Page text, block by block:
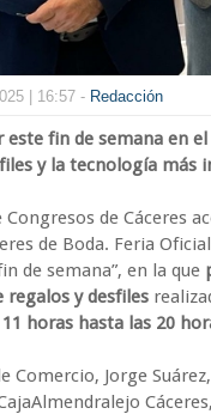
| 16:57 - Redacción
este fin de semana en
y la tecnología más
Congresos de Cáceres
de Boda. Feria
de semana”, en la que
regalos y desfiles
horas hasta las 20
Comercio, Jorge